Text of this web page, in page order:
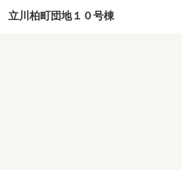
立川柏町団地１０号棟